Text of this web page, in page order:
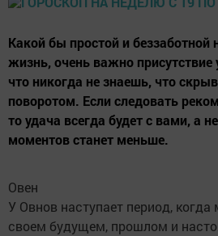
Какой бы простой и беззаботной
жизнь, очень важно
что никогда не знаешь, что
поворотом. Если следовать
то удача всегда будет с вами, а
моментов станет меньше.
Овен
У Овнов наступает период,
своем будущем, прошлом и